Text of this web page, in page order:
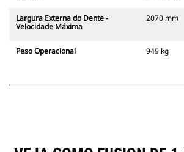
Largura Externa do Dente -
Velocidade Máxima
2070 mm
Peso Operacional 949 kg